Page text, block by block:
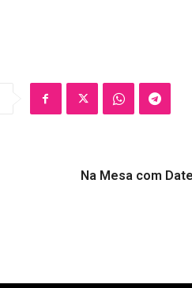
Na Mesa com